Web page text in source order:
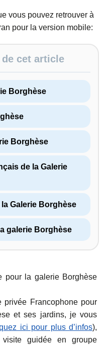
vous pouvez retrouver à
pour la version mobile:
cet article
Borghèse
Borghèse
de la Galerie
Galerie Borghèse
galerie Borghèse
pour la galerie Borghèse
privée Francophone pour
et ses jardins, je vous
ici pour plus d’infos),
guidée en groupe